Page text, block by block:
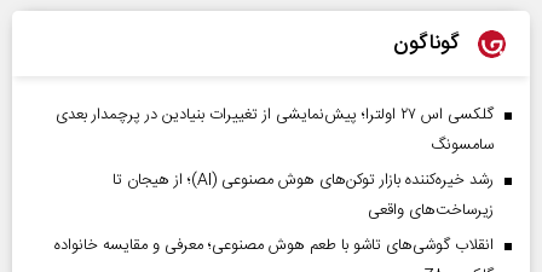
گوناگون
گلکسی اس ۲۷ اولترا؛ پیش‌نمایشی از تغییرات بنیادین در پرچمدار بعدی
سامسونگ
رشد خیره‌کننده بازار توکن‌های هوش مصنوعی (AI)؛ از هیجان تا
زیرساخت‌های واقعی
انقلاب گوشی‌های تاشو‌ با طعم هوش مصنوعی؛ معرفی و مقایسه خانواده